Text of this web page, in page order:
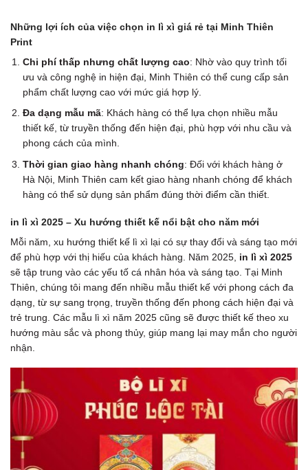
Những lợi ích của việc chọn in lì xì giá rẻ tại Minh Thiên
Print
Chi phí thấp nhưng chất lượng cao: Nhờ vào quy trình tối
ưu và công nghệ in hiện đại, Minh Thiên có thể cung cấp sản
phẩm chất lượng cao với mức giá hợp lý.
Đa dạng mẫu mã: Khách hàng có thể lựa chọn nhiều mẫu
thiết kế, từ truyền thống đến hiện đại, phù hợp với nhu cầu và
phong cách của mình.
Thời gian giao hàng nhanh chóng: Đối với khách hàng ở
Hà Nội, Minh Thiên cam kết giao hàng nhanh chóng để khách
hàng có thể sử dụng sản phẩm đúng thời điểm cần thiết.
in lì xì 2025 – Xu hướng thiết kế nổi bật cho năm mới
Mỗi năm, xu hướng thiết kế lì xì lại có sự thay đổi và sáng tạo mới
để phù hợp với thị hiếu của khách hàng. Năm 2025, in lì xì 2025
sẽ tập trung vào các yếu tố cá nhân hóa và sáng tạo. Tại Minh
Thiên, chúng tôi mang đến nhiều mẫu thiết kế với phong cách đa
dạng, từ sự sang trọng, truyền thống đến phong cách hiện đại và
trẻ trung. Các mẫu lì xì năm 2025 cũng sẽ được thiết kế theo xu
hướng màu sắc và phong thủy, giúp mang lại may mắn cho người
nhận.